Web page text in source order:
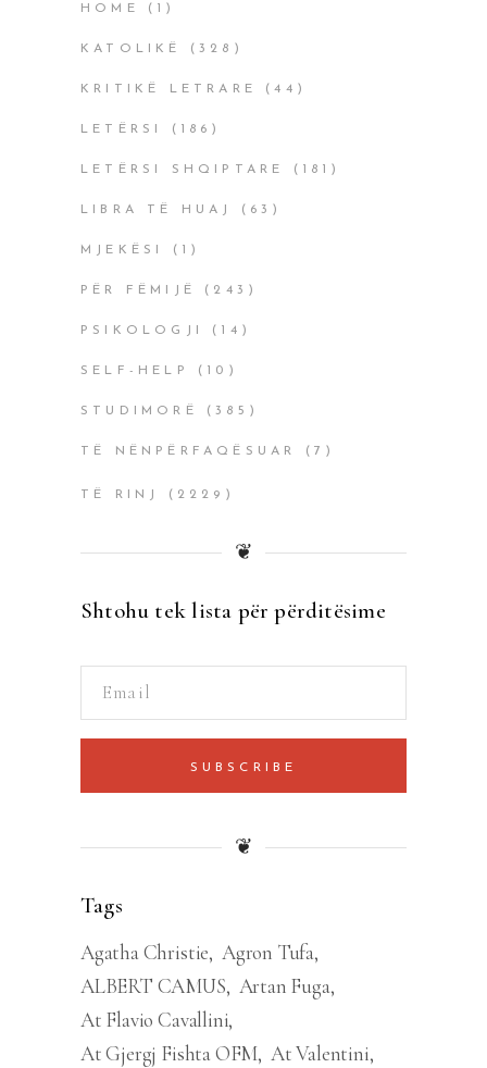
HOME (1)
KATOLIKË (328)
KRITIKË LETRARE (44)
LETËRSI (186)
LETËRSI SHQIPTARE (181)
LIBRA TË HUAJ (63)
MJEKËSI (1)
PËR FËMIJË (243)
PSIKOLOGJI (14)
SELF-HELP (10)
STUDIMORË (385)
TË NËNPËRFAQËSUAR (7)
TË RINJ (2229)
❦
Shtohu tek lista për përditësime
SUBSCRIBE
❦
Tags
Agatha Christie Agron Tufa
ALBERT CAMUS Artan Fuga
At Flavio Cavallini
At Gjergj Fishta OFM At Valentini